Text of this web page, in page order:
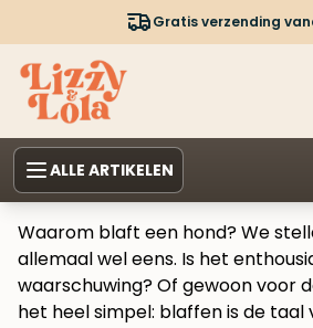
Gratis verzending
ALLE ARTIKELEN
Waarom blaft een hond? We
allemaal wel eens. Is het
waarschuwing? Of gewoon voor
het heel simpel: blaffen is de taal